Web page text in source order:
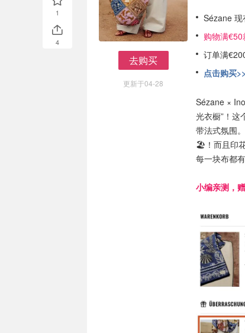
去购买
更新于04-28
Sézane 现
购物满€50
订单满
点击购买>>
Sézane ×
光衣橱”！这
带法式氛围
🏖️！而且印
每一块布都
小编亲测，
1
4